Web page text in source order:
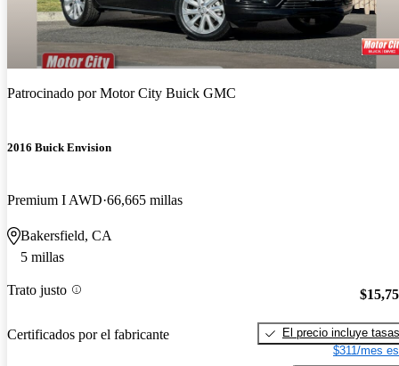
Patrocinado porMotor City Buick GMC
2016 Buick Envision
Premium I AWD 66,665 millas
Bakersfield, CA
5 millas
Trato justo
Certificados por el fabricante
El precio incluye tasas
$311/mes